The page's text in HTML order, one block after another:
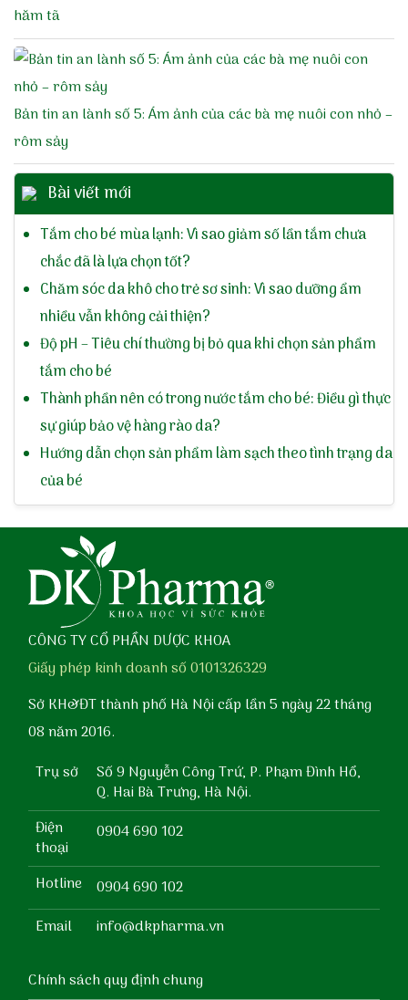
hăm tã
Bản tin an lành số 5: Ám ảnh của các bà mẹ nuôi con nhỏ –
rôm sảy
Bài viết mới
Tắm cho bé mùa lạnh: Vì sao giảm số lần tắm chưa
chắc đã là lựa chọn tốt?
Chăm sóc da khô cho trẻ sơ sinh: Vì sao dưỡng ẩm
nhiều vẫn không cải thiện?
Độ pH – Tiêu chí thường bị bỏ qua khi chọn sản phẩm
tắm cho bé
Thành phần nên có trong nước tắm cho bé: Điều gì thực
sự giúp bảo vệ hàng rào da?
Hướng dẫn chọn sản phẩm làm sạch theo tình trạng da
của bé
CÔNG TY CỔ PHẦN DƯỢC KHOA
Giấy phép kinh doanh số 0101326329
Sở KH&ĐT thành phố Hà Nội cấp lần 5 ngày 22 tháng
08 năm 2016.
Trụ sở
Số 9 Nguyễn Công Trứ, P. Phạm Đình Hổ,
Q. Hai Bà Trưng, Hà Nội.
Điện
thoại
0904 690 102
Hotline
0904 690 102
Email
info@dkpharma.vn
Chính sách quy định chung